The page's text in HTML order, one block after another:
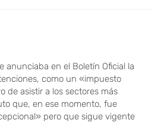
anunciaba en el Boletín Oficial la
como un «impuesto
de asistir a los sectores más
que, en ese momento, fue
pero que sigue vigente